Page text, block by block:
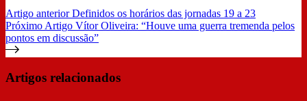
Artigo anteriorDefinidos os horários das jornadas 19 a 23
Próximo Artigo Vítor Oliveira: “Houve uma guerra tremenda pelos
pontos em discussão”
Artigos relacionados